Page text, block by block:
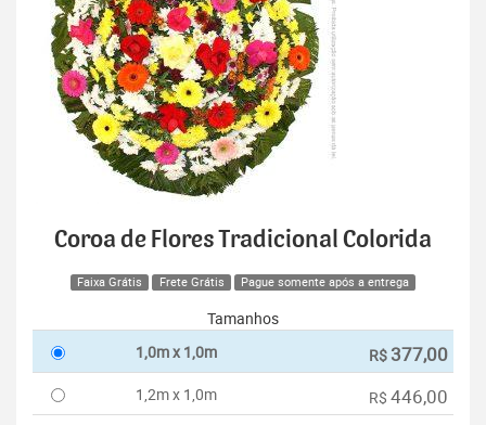
Coroa de Flores Tradicional Colorida
Faixa Grátis Frete Grátis Pague somente após a entrega
Tamanhos
1,0m x 1,0m
R$ 377,00
1,2m x 1,0m R$ 446,00